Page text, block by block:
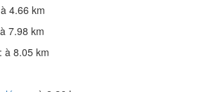
4.66 km
7.98 km
: à 8.05 km